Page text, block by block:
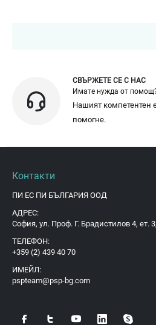
СВЪРЖЕТЕ СЕ С НАС
Имате нужда от
Нашият компетентен
помогне.
Контакти
ПИ ЕС ПИ БЪЛГАРИЯ ООД
АДРЕС:
София, ул. Проф. Г. Брадистилов 4, ет.
ТЕЛЕФОН:
+359 (2) 439 40 70
ИМЕЙЛ:
pspteam@psp-bg.com